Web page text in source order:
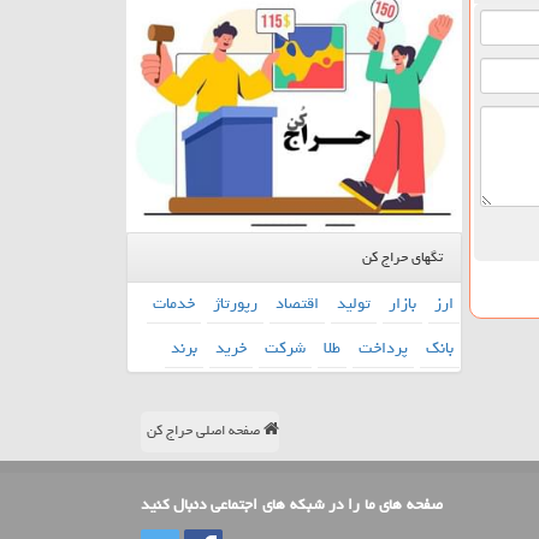
تگهای حراج کن
ارز بازار تولید اقتصاد رپورتاژ خدمات
بانك پرداخت طلا شركت خرید برند
صفحه اصلی حراج کن
صفحه های ما را در شبکه های اجتماعی دنبال کنید